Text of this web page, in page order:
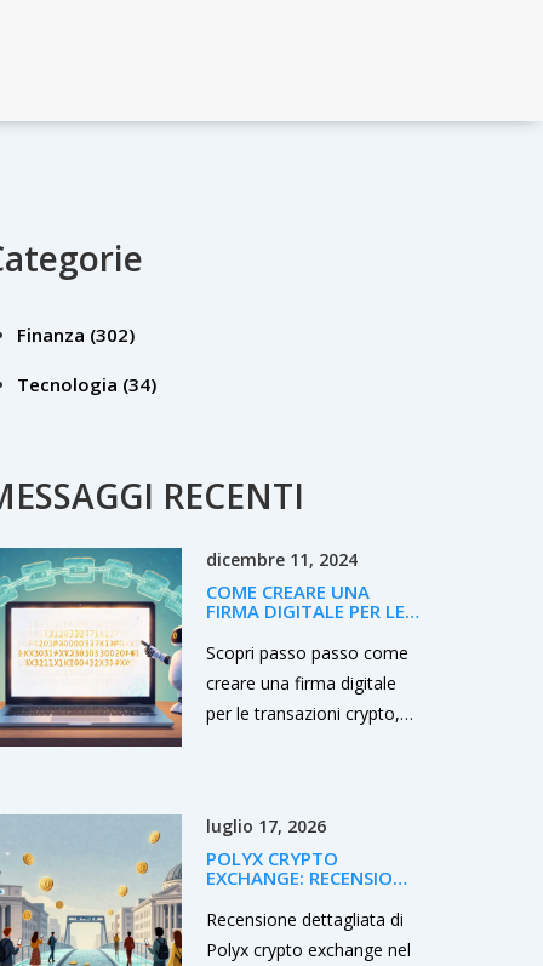
Finanza (302)
Tecnologia (34)
RECENTI
dicembre 11, 2024
COME CREARE UNA
FIRMA DIGITALE PER LE
PASSO PASSO
Scopri passo passo come
creare una firma digitale
per le transazioni crypto,
consigliati.
luglio 17, 2026
POLYX CRYPTO
EXCHANGE: RECENSIONE
PER IL 2026
Recensione dettagliata di
Polyx crypto exchange nel